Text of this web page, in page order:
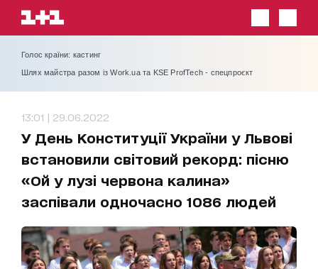
Голос країни: кастинг
Шлях майстра разом із Work.ua та KSE ProfTech - спецпроєкт
13:01 | 29.06.2022
У День Конституції України у Львові
встановили світовий рекорд: пісню
«Ой у лузі червона калина»
заспівали одночасно 1086 людей